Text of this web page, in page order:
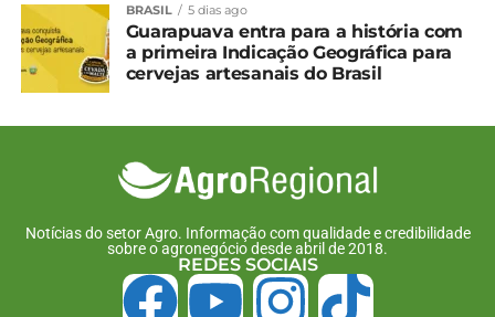
BRASIL 5 dias ago
Guarapuava entra para a história com
a primeira Indicação Geográfica para
cervejas artesanais do Brasil
Notícias do setor Agro. Informação com qualidade e credibilidade
sobre o agronegócio desde abril de 2018.
REDES SOCIAIS